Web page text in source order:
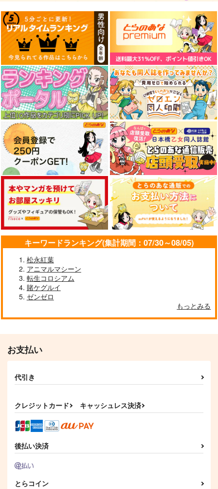
キーワードランキング(集計期間：07/30～08/05)
松永紅葉
アニマルマシーン
転生コロシアム
賭ケグルイ
ゼンゼロ
もっとみる
お支払い
代引き
クレジットカード キャッシュレス決済
後払い決済
とらコイン